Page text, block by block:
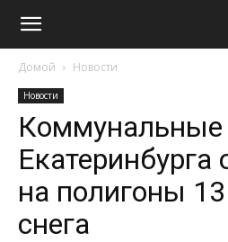
Домой Новости
Новости
Екатеринбурга
на полигоны
снега